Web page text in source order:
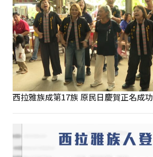
西拉雅族成第17族 原民日慶賀正名成功